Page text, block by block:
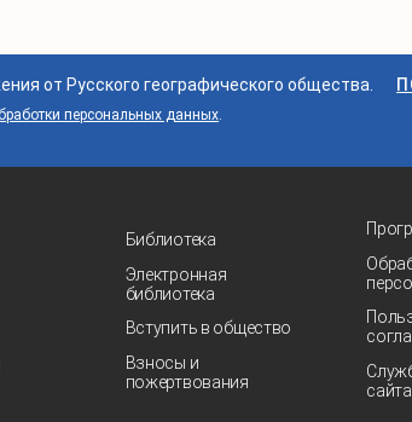
от Русского географического общества.
персональных данных.
Библиотека
Электронная
библиотека
Вступить в общество
Взносы и
пожертвования
сайта